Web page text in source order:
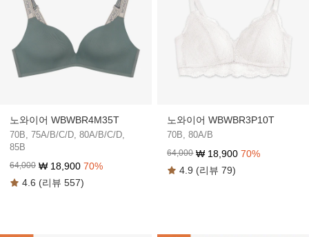
노와이어 WBWBR4M35T
70B, 75A/B/C/D, 80A/B/C/D,
85B
64,000 ₩ 18,900 70%
4.6 (리뷰 557)
노와이어 WBWBR3P10T
70B, 80A/B
64,000 ₩ 18,900 70%
4.9 (리뷰 79)